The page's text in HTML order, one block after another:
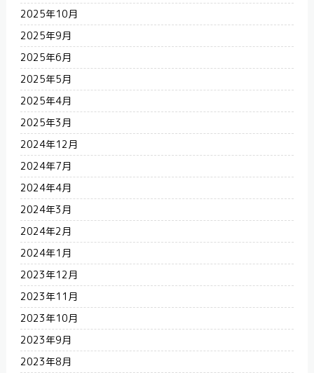
2025年10月
2025年9月
2025年6月
2025年5月
2025年4月
2025年3月
2024年12月
2024年7月
2024年4月
2024年3月
2024年2月
2024年1月
2023年12月
2023年11月
2023年10月
2023年9月
2023年8月